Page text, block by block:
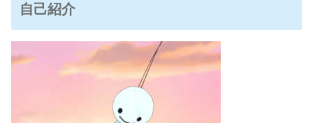
自己紹介